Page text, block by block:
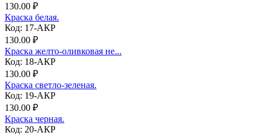
130.00 ₽
Краска белая.
Код: 17-АКР
130.00 ₽
Краска желто-оливковая не...
Код: 18-АКР
130.00 ₽
Краска светло-зеленая.
Код: 19-АКР
130.00 ₽
Краска черная.
Код: 20-АКР